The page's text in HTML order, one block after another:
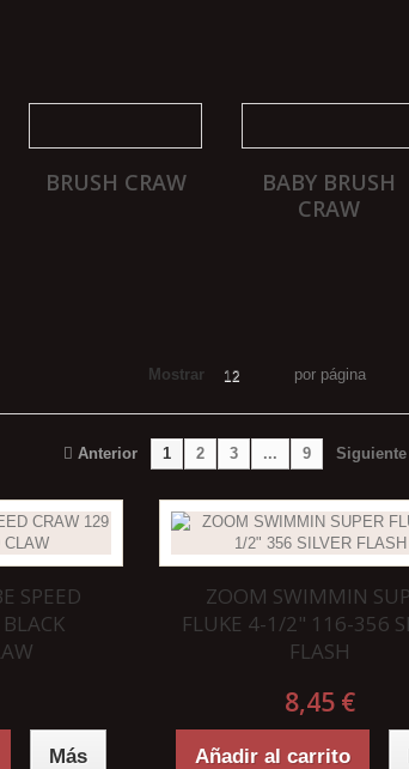
BRUSH CRAW
BABY BRUSH
CRAW
Mostrar 12 por página
Anterior 1 2 3 ... 9 Siguiente
SPEED
Más
ZOOM SWIMMIN
FLUKE 4-1/2" 116-356
FLASH
8,45 €
Añadir al carrito